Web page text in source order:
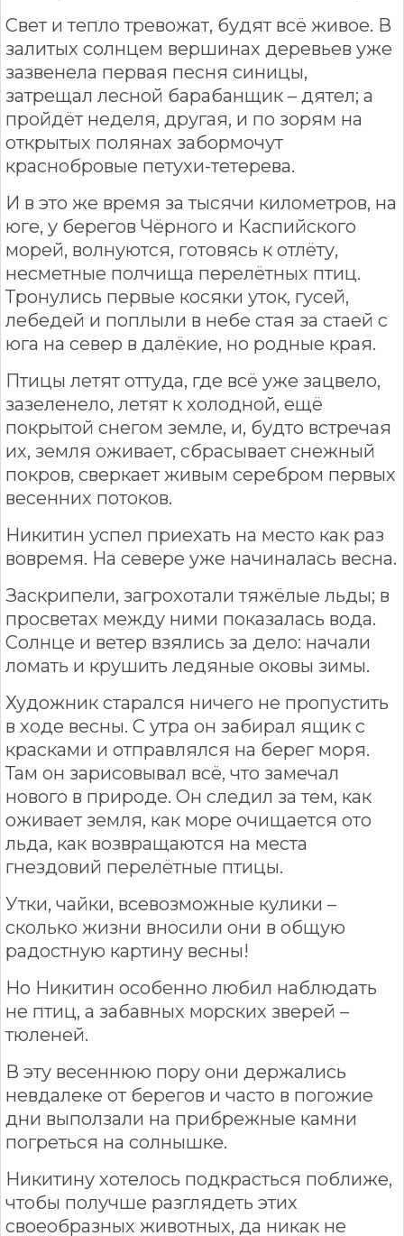
Свет и тепло тревожат, будят всё живое. В
залитых солнцем вершинах деревьев уже
зазвенела первая песня синицы,
затрещал лесной барабанщик – дятел; а
пройдёт неделя, другая, и по зорям на
открытых полянах забормочут
краснобровые петухи-тетерева.
И в это же время за тысячи километров, на
юге, у берегов Чёрного и Каспийского
морей, волнуются, готовясь к отлёту,
несметные полчища перелётных птиц.
Тронулись первые косяки уток, гусей,
лебедей и поплыли в небе стая за стаей с
юга на север в далёкие, но родные края.
Птицы летят оттуда, где всё уже зацвело,
зазеленело, летят к холодной, ещё
покрытой снегом земле, и, будто встречая
их, земля оживает, сбрасывает снежный
покров, сверкает живым серебром первых
весенних потоков.
Никитин успел приехать на место как раз
вовремя. На севере уже начиналась весна.
Заскрипели, загрохотали тяжёлые льды; в
просветах между ними показалась вода.
Солнце и ветер взялись за дело: начали
ломать и крушить ледяные оковы зимы.
Художник старался ничего не пропустить
в ходе весны. С утра он забирал ящик с
красками и отправлялся на берег моря.
Там он зарисовывал всё, что замечал
нового в природе. Он следил за тем, как
оживает земля, как море очищается ото
льда, как возвращаются на места
гнездовий перелётные птицы.
Утки, чайки, всевозможные кулики –
сколько жизни вносили они в общую
радостную картину весны!
Но Никитин особенно любил наблюдать
не птиц, а забавных морских зверей –
тюленей.
В эту весеннюю пору они держались
невдалеке от берегов и часто в погожие
дни выползали на прибрежные камни
погреться на солнышке.
Никитину хотелось подкрасться поближе,
чтобы получше разглядеть этих
своеобразных животных, да никак не